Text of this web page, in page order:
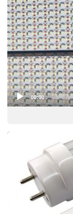
Player
00:00
Video